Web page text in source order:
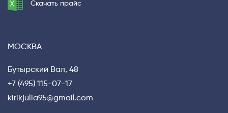
Скачать прайс
МОСКВА
Бутырский Вал, 48
+7 (495) 115-07-17
kirikjulia95@gmail.com